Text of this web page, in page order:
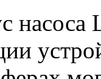
насоса